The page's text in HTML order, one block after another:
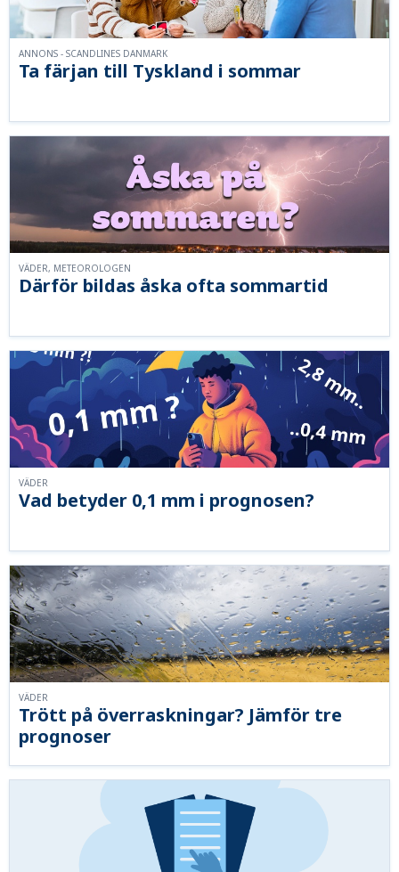
Ta färjan till Tyskland i sommar
ANNONS - SCANDLINES DANMARK
Därför bildas åska ofta sommartid
VÄDER, METEOROLOGEN
Vad betyder 0,1 mm i prognosen?
VÄDER
Trött på överraskningar? Jämför tre
prognoser
VÄDER